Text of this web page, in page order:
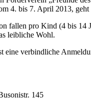
4. bis 7. April 2013,
fallen pro Kind (4 bis 14
leibliche Wohl.
eine verbindliche
145